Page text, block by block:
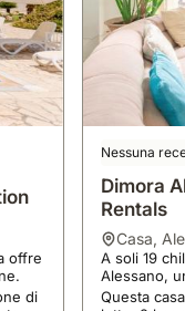
offre
di
Nessuna
Dimora
Rentals
casa,
A soli 19
Alessano,
Questa